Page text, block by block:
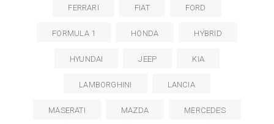
FERRARI FIAT FORD
FORMULA 1 HONDA HYBRID
HYUNDAI JEEP KIA
LAMBORGHINI LANCIA
MASERATI MAZDA MERCEDES